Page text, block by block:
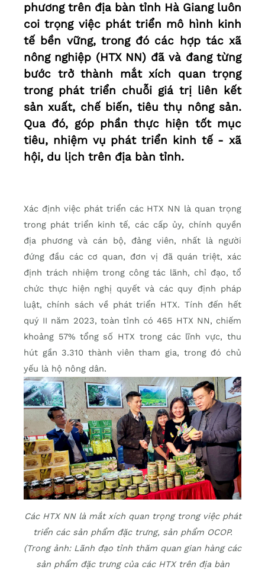
phương trên địa bàn tỉnh Hà Giang luôn
coi trọng việc phát triển mô hình kinh
tế bền vững, trong đó các hợp tác xã
nông nghiệp (HTX NN) đã và đang từng
bước trở thành mắt xích quan trọng
trong phát triển chuỗi giá trị liên kết
sản xuất, chế biến, tiêu thụ nông sản.
Qua đó, góp phần thực hiện tốt mục
tiêu, nhiệm vụ phát triển kinh tế - xã
hội, du lịch trên địa bàn tỉnh.
Xác định việc phát triển các HTX NN là quan trọng
trong phát triển kinh tế, các cấp ủy, chính quyền
địa phương và cán bộ, đảng viên, nhất là người
đứng đầu các cơ quan, đơn vị đã quán triệt, xác
định trách nhiệm trong công tác lãnh, chỉ đạo, tổ
chức thực hiện nghị quyết và các quy định pháp
luật, chính sách về phát triển HTX. Tính đến hết
quý II năm 2023, toàn tỉnh có 465 HTX NN, chiếm
khoảng 57% tổng số HTX trong các lĩnh vực, thu
hút gần 3.310 thành viên tham gia, trong đó chủ
yếu là hộ nông dân.
Các HTX NN là mắt xích quan trọng trong việc phát
triển các sản phẩm đặc trưng, sản phẩm OCOP.
(Trong ảnh: Lãnh đạo tỉnh thăm quan gian hàng các
sản phẩm đặc trưng của các HTX trên địa bàn